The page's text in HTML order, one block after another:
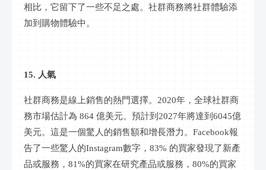
相比，它留下了一些不足之處。 社群商務將社群體驗添
加到購物體驗中。
15. 人氣
社群商務是線上銷售的熱門選擇。 2020年，全球社群商
務市場估計為 864 億美元。預計到2027年將達到6045億
美元。這是一個驚人的銷售額和增長潛力。Facebook報
告了一些驚人的Instagram數字，83% 的買家發現了新產
品或服務，81%的買家在研究產品或服務，80%的買家